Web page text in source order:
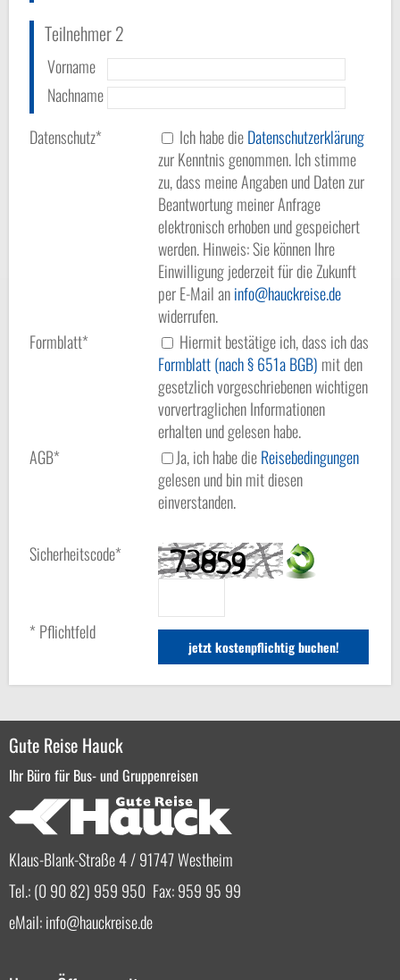
Teilnehmer 2
Vorname
Nachname
Datenschutz*
Ich habe dieDatenschutzerklärung
zur Kenntnis genommen. Ich stimme
zu, dass meine Angaben und Daten zur
Beantwortung meiner Anfrage
elektronisch erhoben und gespeichert
werden. Hinweis: Sie können Ihre
Einwilligung jederzeit für die Zukunft
per E-Mail aninfo
hauckreise.de
widerrufen.
Formblatt*
Hiermit bestätige ich, dass ich das
Formblatt (nach § 651a BGB) mit den
gesetzlich vorgeschriebenen wichtigen
vorvertraglichen Informationen
erhalten und gelesen habe.
AGB*
Ja, ich habe dieReisebedingungen
gelesen und bin mit diesen
einverstanden.
Sicherheitscode*
* Pflichtfeld
Gute Reise Hauck
Ihr Büro für Bus- und Gruppenreisen
Klaus-Blank-Straße 4 / 91747 Westheim
Tel.: (0 90 82) 959 950 Fax: 959 95 99
eMail:info hauckreise.de